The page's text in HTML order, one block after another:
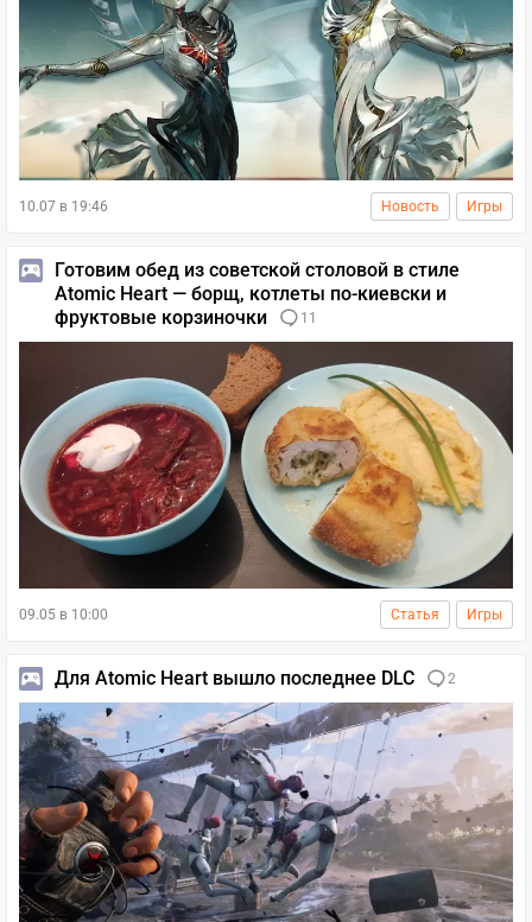
10.07 в 19:46 Новость Игры
Готовим обед из советской столовой в стиле
Atomic Heart — борщ, котлеты по-киевски и
фруктовые корзиночки
11
09.05 в 10:00 Статья Игры
Для Atomic Heart вышло последнее DLC 2